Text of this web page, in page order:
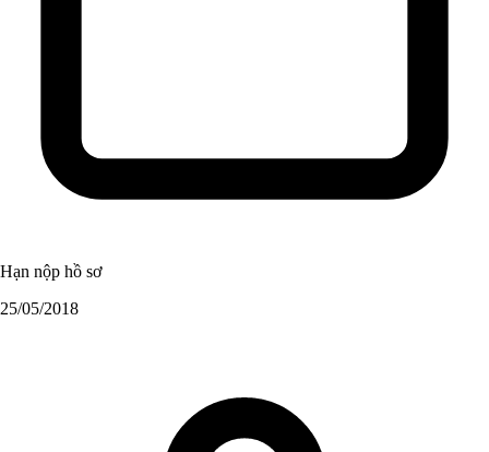
Hạn nộp hồ sơ
25/05/2018